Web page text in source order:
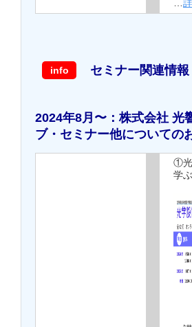
info セミナー関連情報
2024年8月〜：株式会社 光
ブ・セミナー他についての
①光
学ぶ